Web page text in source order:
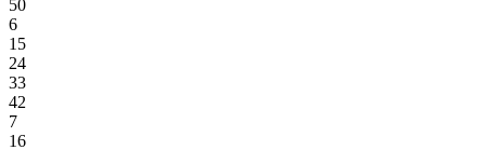
50
6
15
24
33
42
7
16